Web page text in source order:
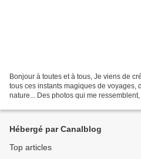
Bonjour à toutes et à tous, Je viens de
tous ces instants magiques de voyages,
nature... Des photos qui me
Hébergé par Canalblog
Top articles